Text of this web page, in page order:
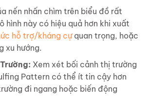
nến nhấn chìm trên biểu đồ rất
hình này có hiệu quả hơn khi xuất
hỗ trợ/kháng cựquan trọng, hoặc
xu hướng.
Xem xét bối cảnh thị trường
Pattern có thể ít tin cậy hơn
đi ngang hoặc biến động